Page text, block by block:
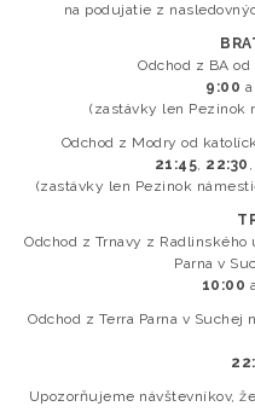
na podujatie z
Odchod z BA
9:00 a
(zastávky len Pezinok
Odchod z Modry od
21:45, 22:30 ,
(zastávky len Pezinok
Odchod z Trnavy z Radlinského
Parna v
10:00
Odchod z Terra Parna v Suchej
Upozorňujeme návštevníkov,